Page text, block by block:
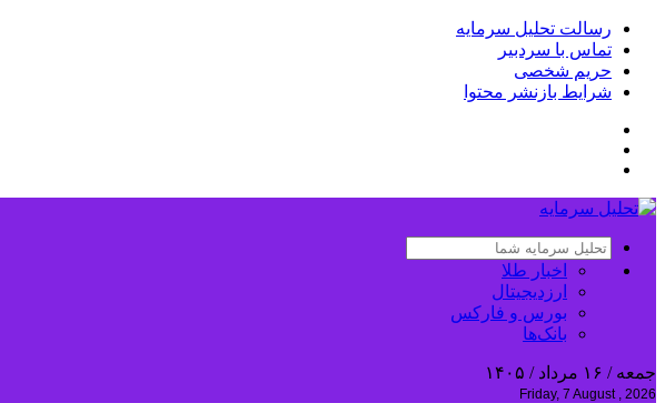
رسالت تحلیل سرمایه
تماس با سردبیر
حریم شخصی
شرایط بازنشر محتوا
اخبار طلا
ارزدیجیتال
بورس و فارکس
بانک‌ها
جمعه / ۱۶ مرداد / ۱۴۰۵
Friday, 7 August , 2026